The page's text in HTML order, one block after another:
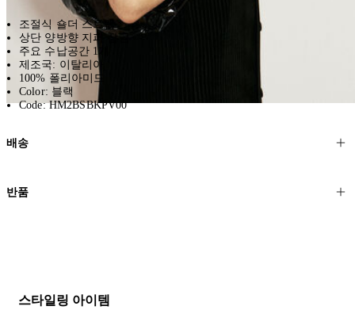
조절식 숄더 스트랩
상단 양방향 지퍼 잠금
주요 수납공간 1개
제조국: 이탈리아
100% 폴리아미드
Color: 블랙
Code: HM2BSBKPV00
배송
고객님의 위치에 따라 일반 배송과 익스프레스 배송을 제공합니다.
세일 기간에는 배송이 다소 지연될 수 있습니다. 궁금하신 점이 있거
나 도움이 필요하신 경우 고객센터로 문의해 주세요.
반품
스타일링 아이템